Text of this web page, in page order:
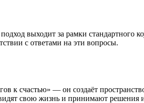
выходит за рамки стандартного
с ответами на эти вопросы.
к счастью» — он создаёт
свою жизнь и принимают решения